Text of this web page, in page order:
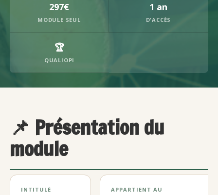
297€
MODULE SEUL
1 an
D'ACCÈS
🏆
QUALIOPI
📌 Présentation du
module
INTITULÉ APPARTIENT AU